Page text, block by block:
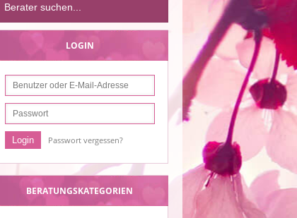
LOGIN
Passwort vergessen?
BERATUNGSKATEGORIEN